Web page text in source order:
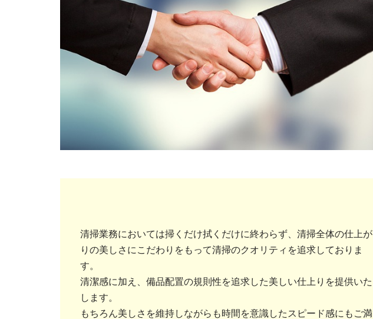
清掃業務においては掃くだけ拭くだけに終わらず、清掃全体の仕上が
りの美しさにこだわりをもって清掃のクオリティを追求しておりま
す。
清潔感に加え、備品配置の規則性を追求した美しい仕上りを提供いた
します。
もちろん美しさを維持しながらも時間を意識したスピード感にもご満